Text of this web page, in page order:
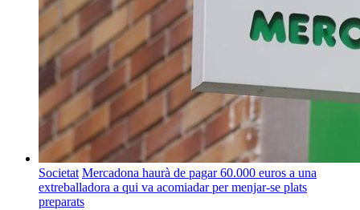
Societat Mercadona haurà de pagar 60.000 euros a una
extreballadora a qui va acomiadar per menjar-se plats
preparats